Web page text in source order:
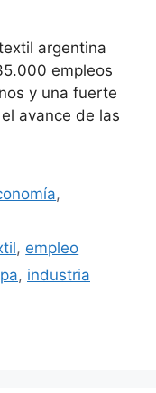
argentina
empleos
y una fuerte
avance de las
,
, empleo
, industria